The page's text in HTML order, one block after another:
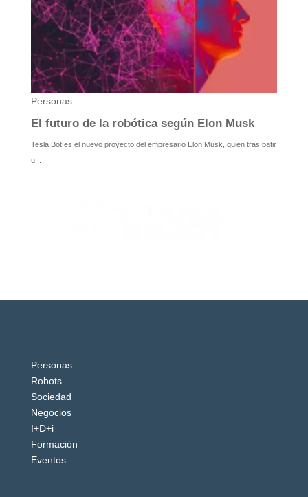
Personas
Robots
Sociedad
Negocios
I+D+i
Formación
Eventos